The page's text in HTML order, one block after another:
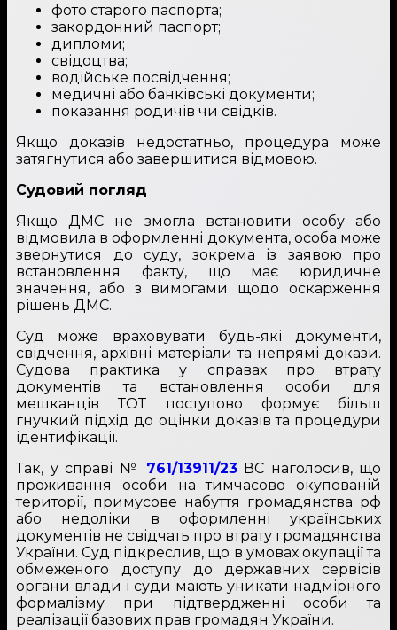
фото старого паспорта;
закордонний паспорт;
дипломи;
свідоцтва;
водійське посвідчення;
медичні або банківські документи;
показання родичів чи свідків.
Якщо доказів недостатньо, процедура може
затягнутися або завершитися відмовою.
Судовий погляд
Якщо ДМС не змогла встановити особу або
відмовила в оформленні документа, особа може
звернутися до суду, зокрема із заявою про
встановлення факту, що має юридичне
значення, або з вимогами щодо оскарження
рішень ДМС.
Суд може враховувати будь-які документи,
свідчення, архівні матеріали та непрямі докази.
Судова практика у справах про втрату
документів та встановлення особи для
мешканців ТОТ поступово формує більш
гнучкий підхід до оцінки доказів та процедури
ідентифікації.
Так, у справі № 761/13911/23ВС наголосив, що
проживання особи на тимчасово окупованій
території, примусове набуття громадянства рф
або недоліки в оформленні українських
документів не свідчать про втрату громадянства
України. Суд підкреслив, що в умовах окупації та
обмеженого доступу до державних сервісів
органи влади і суди мають уникати надмірного
формалізму при підтвердженні особи та
реалізації базових прав громадян України.